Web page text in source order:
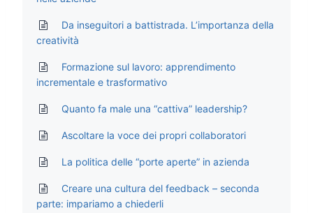
Da inseguitori a battistrada. L’importanza della
creatività
Formazione sul lavoro: apprendimento
incrementale e trasformativo
Quanto fa male una “cattiva” leadership?
Ascoltare la voce dei propri collaboratori
La politica delle “porte aperte” in azienda
Creare una cultura del feedback – seconda
parte: impariamo a chiederli